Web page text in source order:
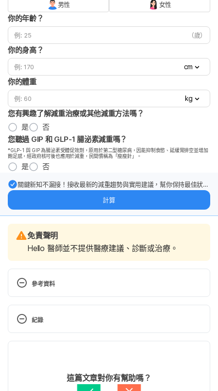
男性 女性
你的年齡？
（歲）
你的身高？
cm
你的體重
kg
您有興趣了解減重治療或其他減重方法嗎？
是
否
您聽過 GIP 和 GLP-1 腸泌素減重嗎？
*GLP-1 與 GIP 為腸泌素受體促效劑，原用於第二型糖尿病，因能抑制食慾、延緩胃排空並增加
飽足感，經政府核可後也應用於減重，民間慣稱為「瘦瘦針」。
是 否
關鍵新知不漏接！接收最新的減重趨勢與實用建議，幫你保持最佳狀
計算
免責聲明
Hello 醫師並不提供醫療建議、診斷或治療。
參考資料
http://www.livestrong.com/article/492003-natural-
foods-that-heal-sciatica/. Accessed May 10, 2017.
vitamins-for-sciatica/. Accessed May 10, 2017.
紀錄
CihRong Huang
賴建翰醫師
這篇文章對你有幫助嗎？